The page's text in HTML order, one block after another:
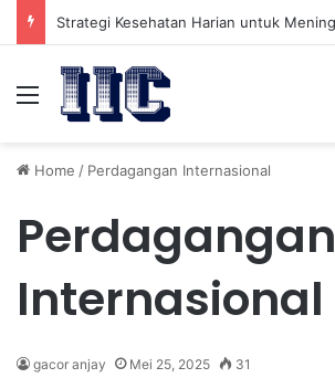
Menu
Home / Perdagangan Internasional
Perdagangan
Internasional
gacor anjay Mei 25, 2025 31